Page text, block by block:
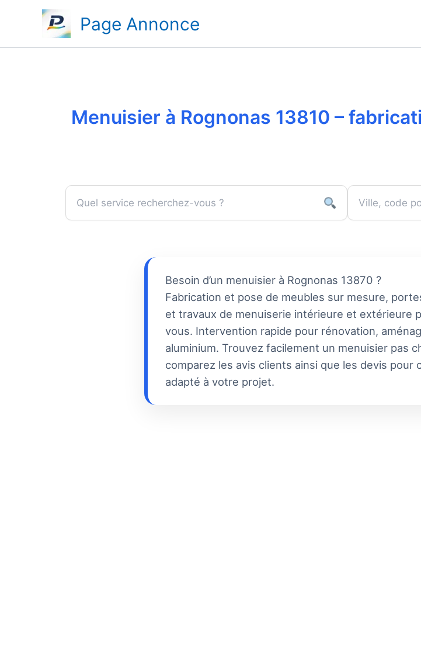
Page Annonce
Menuisier à Rognonas 13810 –
Besoin d’un menuisier à Rognonas 13870 ?
Fabrication et pose de meubles sur mesure,
et travaux de menuiserie intérieure et extérieure
vous. Intervention rapide pour rénovation,
aluminium. Trouvez facilement un menuisier pas
comparez les avis clients ainsi que les devis
adapté à votre projet.